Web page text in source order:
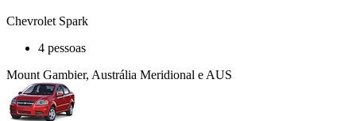
Chevrolet Spark
4 pessoas
Mount Gambier, Austrália Meridional e AUS